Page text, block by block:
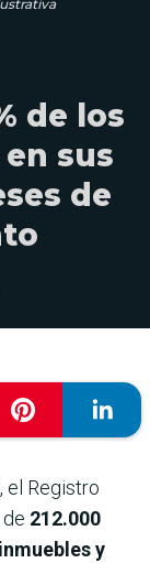
de los
sus
de
el Registro
212.000
y